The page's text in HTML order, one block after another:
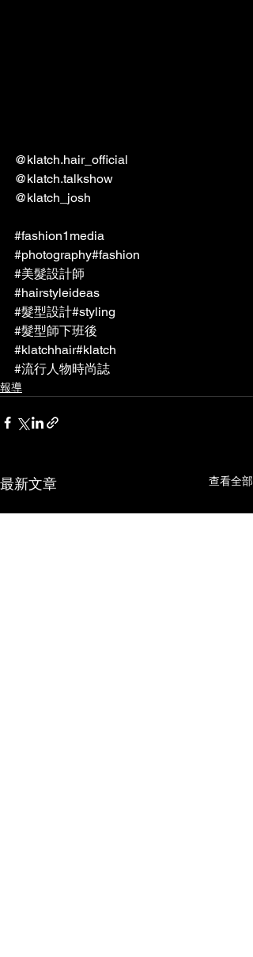
@klatch.hair_official
@klatch.talkshow
@klatch_josh
#fashion1media
#photography#fashion
#美髮設計師
#hairstyleideas
#髮型設計#styling
#髮型師下班後
#klatchhair#klatch
#流行人物時尚誌
報導
最新文章 查看全部